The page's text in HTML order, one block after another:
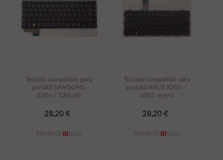
Teclado compatible para
portátil SAMSUNG
530u / 530u4b
28,20 €
Stocks (3)
Teclado compatible para
portátil ASUS X201 /
x301 negro
28,20 €
Stocks (3)